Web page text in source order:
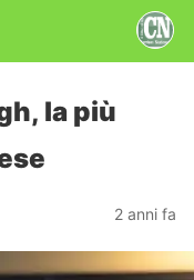
la più
2 anni fa